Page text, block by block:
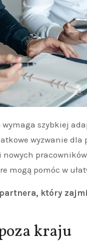
wyzwanie
mogą pomóc w
który
kraju